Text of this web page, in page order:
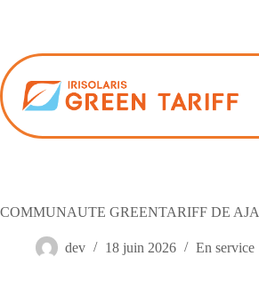
COMMUNAUTE GREENTARIFF DE
dev 18 juin 2026 En service